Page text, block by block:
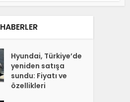
HABERLER
Hyundai, Türkiye’de
yeniden satışa
sundu: Fiyatı ve
özellikleri